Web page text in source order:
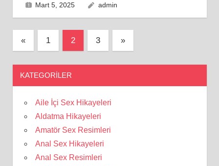
Mart 5, 2025 admin
Yazı
«Previous
Posts
1 2 3
Next
Posts
»
KATEGORILER
Aile İçi Sex Hikayeleri
Aldatma Hikayeleri
Amatör Sex Resimleri
Anal Sex Hikayeleri
Anal Sex Resimleri